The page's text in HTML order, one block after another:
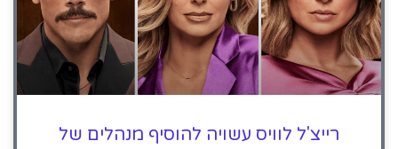
רייצ'ל לוויס עשויה להוסיף מנהלים של